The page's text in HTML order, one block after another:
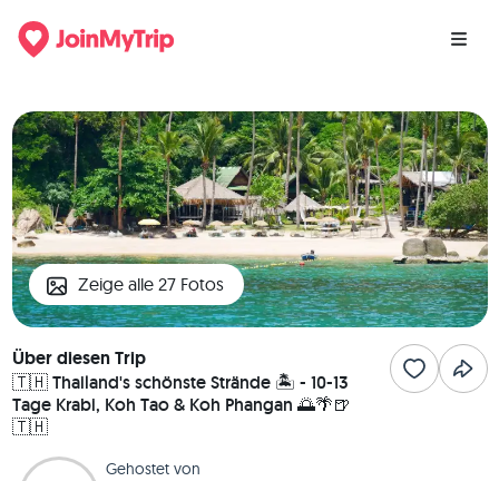
Zeige alle 27 Fotos
Über diesen Trip
🇹🇭 Thailand's schönste Strände 🏝️ - 10-13
Tage Krabi, Koh Tao & Koh Phangan 🌅🌴🍺
🇹🇭
Gehostet von